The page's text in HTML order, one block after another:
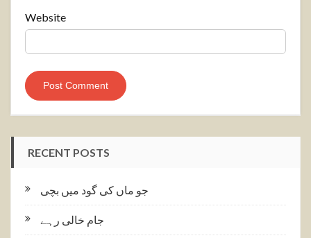
Website
RECENT POSTS
جو ماں کی گود میں بچی
جام خالی رہے